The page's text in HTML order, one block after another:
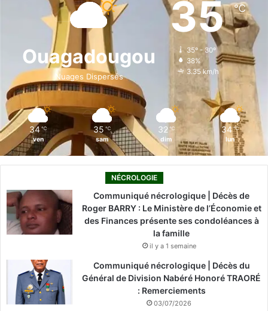
b
o
k
i
n
a
g
r
o
k
Ouagadougou
Nuages Dispersés
35℃
35º - 30º
38%
3.35 km/h
34 ℃
ven
35 ℃
sam
32 ℃
dim
34 ℃
lun
NÉCROLOGIE
Communiqué nécrologique | Décès de
Roger BARRY : Le Ministère de l’Économie et
des Finances présente ses condoléances à
la famille
il y a 1 semaine
Communiqué nécrologique | Décès du
Général de Division Nabéré Honoré TRAORÉ
: Remerciements
03/07/2026